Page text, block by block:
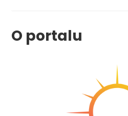
O portalu